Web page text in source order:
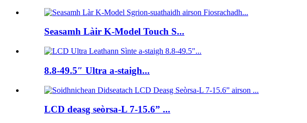
Seasamh Làir K-Model Touch S...
8.8-49.5″ Ultra a-staigh...
LCD deasg seòrsa-L 7-15.6” ...